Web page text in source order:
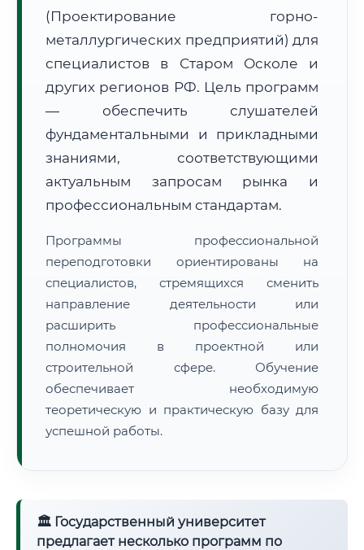
Расчет логистики оригиналов:
• Маршрут транзита:
• Экспресс-доставка СДЭК / Почтой:4–6 рабочих дней
📜 Документы и аккредитация ФИС ФРДО
(Проектирование горно-
металлургических предприятий) для
специалистов в Старом Осколе и
других регионов РФ. Цель программ
— обеспечить слушателей
фундаментальными и прикладными
знаниями, соответствующими
актуальным запросам рынка и
профессиональным стандартам.
Программы профессиональной
переподготовки ориентированы на
специалистов, стремящихся сменить
направление деятельности или
расширить профессиональные
полномочия в проектной или
строительной сфере. Обучение
обеспечивает необходимую
теоретическую и практическую базу для
успешной работы.
🏛 Государственный университет
предлагает несколько программ по